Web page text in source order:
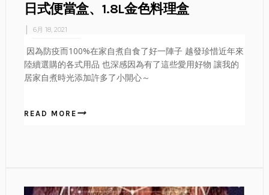
日式便當盒、1.8L金色料理盒
6月 18, 2021
因為防疫而100%在家自煮自食了好一陣子 越發珍惜近年來
陸續選購的各式用品 也深感因為有了這些愛用好物 讓我的
居家自煮時光添加許多了小開心～
READ MORE